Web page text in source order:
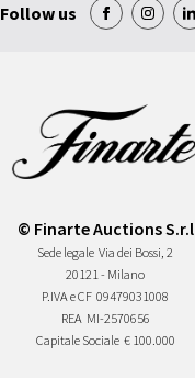
Follow us
© Finarte Auctions S.r.l
Sede legale Via dei Bossi, 2
20121 - Milano
P.IVA e CF 09479031008
REA MI-2570656
Capitale Sociale € 100.000